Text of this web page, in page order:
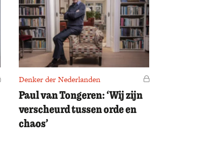
Voor ledenDenker der Nederlanden Voor leden
Paul van Tongeren: ‘Wij zijn
verscheurd tussen orde en
chaos’